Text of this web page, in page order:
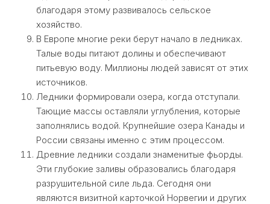
благодаря этому развивалось сельское
хозяйство.
В Европе многие реки берут начало в ледниках.
Талые воды питают долины и обеспечивают
питьевую воду. Миллионы людей зависят от этих
источников.
Ледники формировали озера, когда отступали.
Тающие массы оставляли углубления, которые
заполнялись водой. Крупнейшие озера Канады и
России связаны именно с этим процессом.
Древние ледники создали знаменитые фьорды.
Эти глубокие заливы образовались благодаря
разрушительной силе льда. Сегодня они
являются визитной карточкой Норвегии и других